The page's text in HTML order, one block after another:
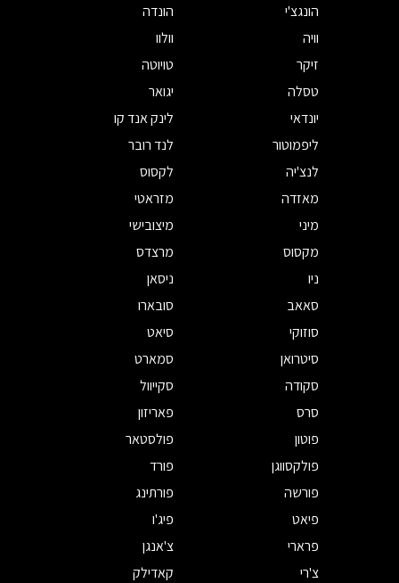
הונגצ'י
הונדה
וויה
וולוו
זיקר
טויוטה
טסלה
יגואר
יונדאי
לינק אנד קו
ליפמוטור
לנד רובר
לנצ'יה
לקסוס
מאזדה
מזראטי
מיני
מיצובישי
מקסוס
מרצדס
ניו
ניסאן
סאאב
סובארו
סוזוקי
סיאט
סיטרואן
סמארט
סקודה
סקייוול
סרס
פאריזון
פוטון
פולסטאר
פולקסווגן
פורד
פורשה
פורתינג
פיאט
פיג'ו
פרארי
צ'אנגן
צ'רי
קאדילק